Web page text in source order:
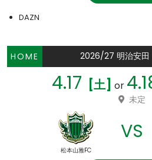
DAZN
HOME 2026/27 明治安田
4.17 [土] or
未定
松本山雅FC
VS